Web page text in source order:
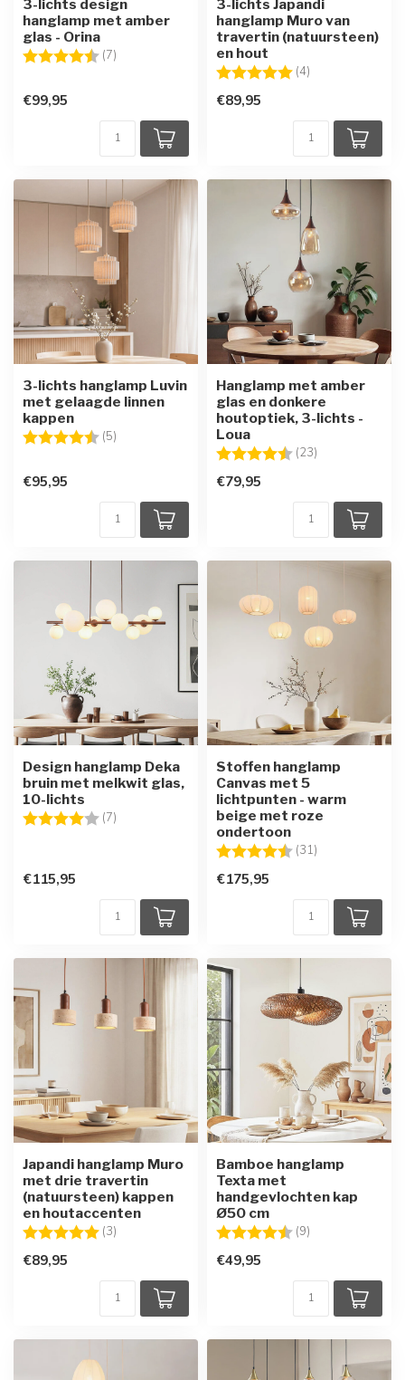
3-lichts design
hanglamp met amber
glas - Orina
Beoordeling: (7)
€99,95
3-lichts Japandi
hanglamp Muro van
travertin (natuursteen)
en hout
Beoordeling: (4)
€89,95
3-lichts hanglamp Luvin
met gelaagde linnen
kappen
Beoordeling: (5)
€95,95
Hanglamp met amber
glas en donkere
houtoptiek, 3-lichts -
Loua
Beoordeling: (23)
€79,95
Design hanglamp Deka
bruin met melkwit glas,
10-lichts
Beoordeling: (7)
€115,95
Stoffen hanglamp
Canvas met 5
lichtpunten - warm
beige met roze
ondertoon
Beoordeling: (31)
€175,95
Japandi hanglamp Muro
met drie travertin
(natuursteen) kappen
en houtaccenten
Beoordeling: (3)
€89,95
Bamboe hanglamp
Texta met
handgevlochten kap
Ø50 cm
Beoordeling: (9)
€49,95